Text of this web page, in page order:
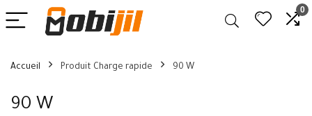
0
Accueil Produit Charge rapide 90 W
90 W